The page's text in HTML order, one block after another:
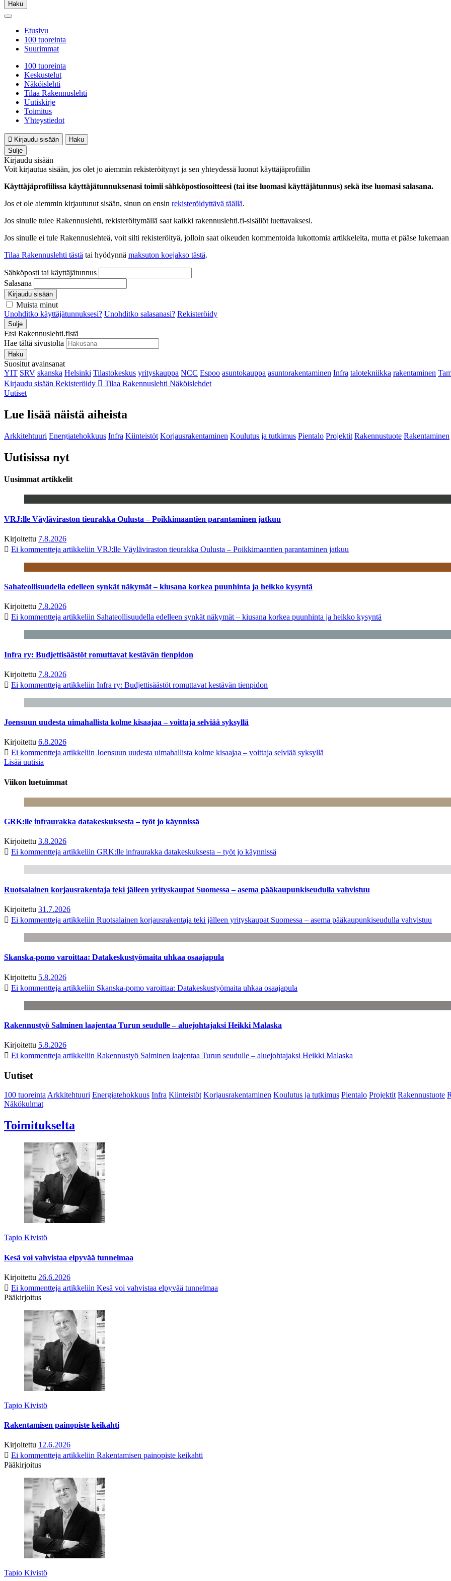
Haku
Etusivu
100 tuoreinta
Suurimmat
100 tuoreinta
Keskustelut
Näköislehti
Tilaa Rakennuslehti
Uutiskirje
Toimitus
Yhteystiedot
Kirjaudu sisään
Haku
Sulje
Kirjaudu sisään
Voit kirjautua sisään, jos olet jo aiemmin rekisteröitynyt ja sen yhteydessä luonut käyttäjäprofiilin
Käyttäjäprofiilissa käyttäjätunnuksenasi toimii sähköpostiosoitteesi (tai itse luomasi käyttäjätunnus) sekä itse luomasi salasana.
Jos et ole aiemmin kirjautunut sisään, sinun on ensin rekisteröidyttävä täällä.
Jos sinulle tulee Rakennuslehti, rekisteröitymällä saat kaikki rakennuslehti.fi-sisällöt luettavaksesi.
Jos sinulle ei tule Rakennuslehteä, voit silti rekisteröityä, jolloin saat oikeuden kommentoida lukottomia artikkeleita, mutta et pääse
Tilaa Rakennuslehti tästä tai hyödynnä maksuton koejakso tästä.
Sähköposti tai käyttäjätunnus
Salasana
Kirjaudu sisään
Muista minut
Unohditko käyttäjätunnuksesi? Unohditko salasanasi? Rekisteröidy
Sulje
Etsi Rakennuslehti.fistä
Hae tältä sivustolta
Haku
Suositut avainsanat
YIT SRV skanska Helsinki Tilastokeskus yrityskauppa NCC Espoo asuntokauppa asuntorakentaminen Infra talotekniikka rakentaminen
Kirjaudu sisään Rekisteröidy Tilaa Rakennuslehti Näköislehdet
Uutiset
Lue lisää näistä aiheista
Arkkitehtuuri Energiatehokkuus Infra Kiinteistöt Korjausrakentaminen Koulutus ja tutkimus Pientalo Projektit Rakennustuote Rakentaminen
Uutisissa nyt
Uusimmat artikkelit
VRJ:lle Väyläviraston tieurakka Oulusta – Poikkimaantien parantaminen jatkuu
Kirjoitettu 7.8.2026
Ei kommentteja artikkeliin VRJ:lle Väyläviraston tieurakka Oulusta – Poikkimaantien parantaminen jatkuu
Sahateollisuudella edelleen synkät näkymät – kiusana korkea puunhinta ja heikko kysyntä
Kirjoitettu 7.8.2026
Ei kommentteja artikkeliin Sahateollisuudella edelleen synkät näkymät – kiusana korkea puunhinta ja heikko kysyntä
Infra ry: Budjettisäästöt romuttavat kestävän tienpidon
Kirjoitettu 7.8.2026
Ei kommentteja artikkeliin Infra ry: Budjettisäästöt romuttavat kestävän tienpidon
Joensuun uudesta uimahallista kolme kisaajaa – voittaja selviää syksyllä
Kirjoitettu 6.8.2026
Ei kommentteja artikkeliin Joensuun uudesta uimahallista kolme kisaajaa – voittaja selviää syksyllä
Lisää uutisia
Viikon luetuimmat
GRK:lle infraurakka datakeskuksesta – työt jo käynnissä
Kirjoitettu 3.8.2026
Ei kommentteja artikkeliin GRK:lle infraurakka datakeskuksesta – työt jo käynnissä
Ruotsalainen korjausrakentaja teki jälleen yrityskaupat Suomessa – asema pääkaupunkiseudulla vahvistuu
Kirjoitettu 31.7.2026
Ei kommentteja artikkeliin Ruotsalainen korjausrakentaja teki jälleen yrityskaupat Suomessa – asema pääkaupunkiseudulla vahvistuu
Skanska-pomo varoittaa: Datakeskustyömaita uhkaa osaajapula
Kirjoitettu 5.8.2026
Ei kommentteja artikkeliin Skanska-pomo varoittaa: Datakeskustyömaita uhkaa osaajapula
Rakennustyö Salminen laajentaa Turun seudulle – aluejohtajaksi Heikki Malaska
Kirjoitettu 5.8.2026
Ei kommentteja artikkeliin Rakennustyö Salminen laajentaa Turun seudulle – aluejohtajaksi Heikki Malaska
Uutiset
100 tuoreintaArkkitehtuuri Energiatehokkuus Infra Kiinteistöt Korjausrakentaminen Koulutus ja tutkimus Pientalo Projektit Rakennustuote
Näkökulmat
Toimitukselta
Tapio Kivistö
Kesä voi vahvistaa elpyvää tunnelmaa
Kirjoitettu 26.6.2026
Ei kommentteja artikkeliin Kesä voi vahvistaa elpyvää tunnelmaa
Pääkirjoitus
Tapio Kivistö
Rakentamisen painopiste keikahti
Kirjoitettu 12.6.2026
Ei kommentteja artikkeliin Rakentamisen painopiste keikahti
Pääkirjoitus
Tapio Kivistö